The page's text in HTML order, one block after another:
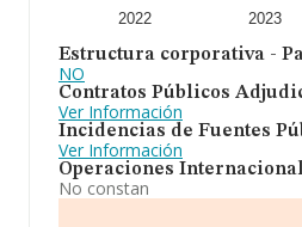
2022 2023
Estructura corporativa -
NO
Contratos Públicos
Ver Información
Incidencias de Fuentes
Ver Información
Operaciones
No constan